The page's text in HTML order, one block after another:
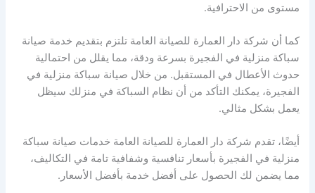
مستوى من الاحترافية.
كما أن شركة دار العمارة للصيانة العامة تلتزم بتقديم خدمة صيانة
سباكة منزلية في الفجيرة بسرعة ودقة، مما يقلل من احتمالية
حدوث الأعطال في المستقبل. من خلال صيانة سباكة منزلية في
الفجيرة، يمكنك التأكد من أن نظام السباكة في منزلك سيظل
يعمل بشكل مثالي.
أيضًا، تقدم شركة دار العمارة للصيانة العامة خدمات صيانة سباكة
منزلية في الفجيرة بأسعار تنافسية وشفافية تامة في التكاليف،
مما يضمن لك الحصول على أفضل خدمة بأفضل الأسعار.